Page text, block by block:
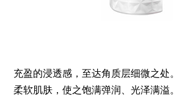
充盈的浸透感，至达角质层细微之处。
柔软肌肤，使之饱满弹润、光泽满溢。